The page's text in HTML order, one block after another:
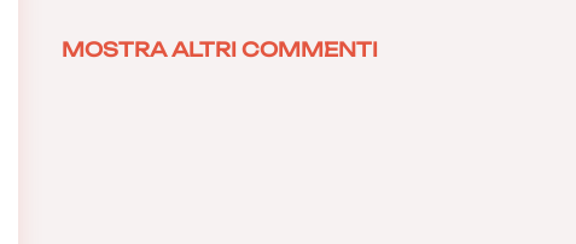
MOSTRA ALTRI COMMENTI